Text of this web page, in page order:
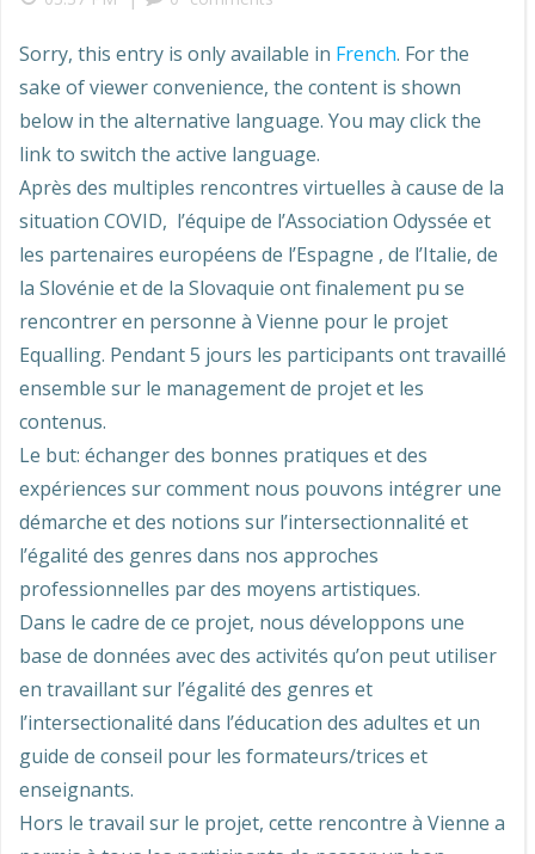
Sorry, this entry is only available in French. For the
sake of viewer convenience, the content is shown
below in the alternative language. You may click the
link to switch the active language.
Après des multiples rencontres virtuelles à cause de la
situation COVID, l’équipe de l’Association Odyssée et
les partenaires européens de l’Espagne , de l’Italie, de
la Slovénie et de la Slovaquie ont finalement pu se
rencontrer en personne à Vienne pour le projet
Equalling. Pendant 5 jours les participants ont travaillé
ensemble sur le management de projet et les
contenus.
Le but: échanger des bonnes pratiques et des
expériences sur comment nous pouvons intégrer une
démarche et des notions sur l’intersectionnalité et
l’égalité des genres dans nos approches
professionnelles par des moyens artistiques.
Dans le cadre de ce projet, nous développons une
base de données avec des activités qu’on peut utiliser
en travaillant sur l’égalité des genres et
l’intersectionalité dans l’éducation des adultes et un
guide de conseil pour les formateurs/trices et
enseignants.
Hors le travail sur le projet, cette rencontre à Vienne a